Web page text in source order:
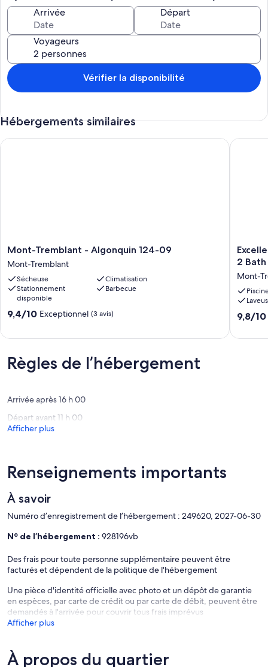
Arrivée Départ
Voyageurs
Vérifier la disponibilité
Hébergements similaires
Mont-
Tremblant
-
Algonquin
124-
Mont-
Mont-Tremblant - Algonquin 124-09
Mont-Tremblant
Sécheuse
Climatisation
Stationnement
disponible
Barbecue
9.4
(3 avis)
9,4/10 Exceptionnel (3 avis)
Mont-Tremblant - Algonquin 124-09
Golf
Course
w/3
Bdrm
2 Bath
Mont-
9.8
10,
9,8/10
Règles de l’hébergement
Arrivée après 16 h 00
Départ avant 11 h 00
Afficher plus
Renseignements importants
À savoir
Numéro d’enregistrement de l’hébergement : 249620, 2027-06-30
Nº de l’hébergement : 928196vb
Des frais pour toute personne supplémentaire peuvent être
facturés et dépendent de la politique de l'hébergement
Une pièce d'identité officielle avec photo et un dépôt de garantie
en espèces, par carte de crédit ou par carte de débit, peuvent être
demandés à l'arrivée pour couvrir tous frais imprévus
Afficher plus
À propos du quartier